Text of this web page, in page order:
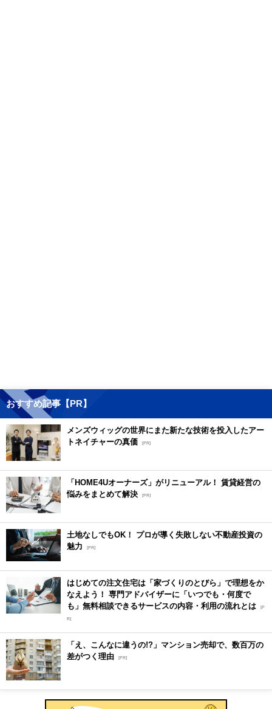
おすすめ記事【PR】
メンズウィッグの世界にまた新たな技術を投入したアー
トネイチャーの真価 [PR]
「HOME4Uオーナーズ」がリニューアル！ 賃貸経営の
悩みをまとめて解決 [PR]
土地なしでもOK！ プロが導く失敗しない不動産投資の
魅力
[PR]
はじめての注文住宅は「家づくりのとびら」で理想をか
なえよう！ 専門アドバイザーに「いつでも・何度で
も」無料相談できるサービスの内容・利用の流れとは [P
R]
「え、こんなに違うの!?」マンション売却で、数百万の
差がつく理由 [PR]